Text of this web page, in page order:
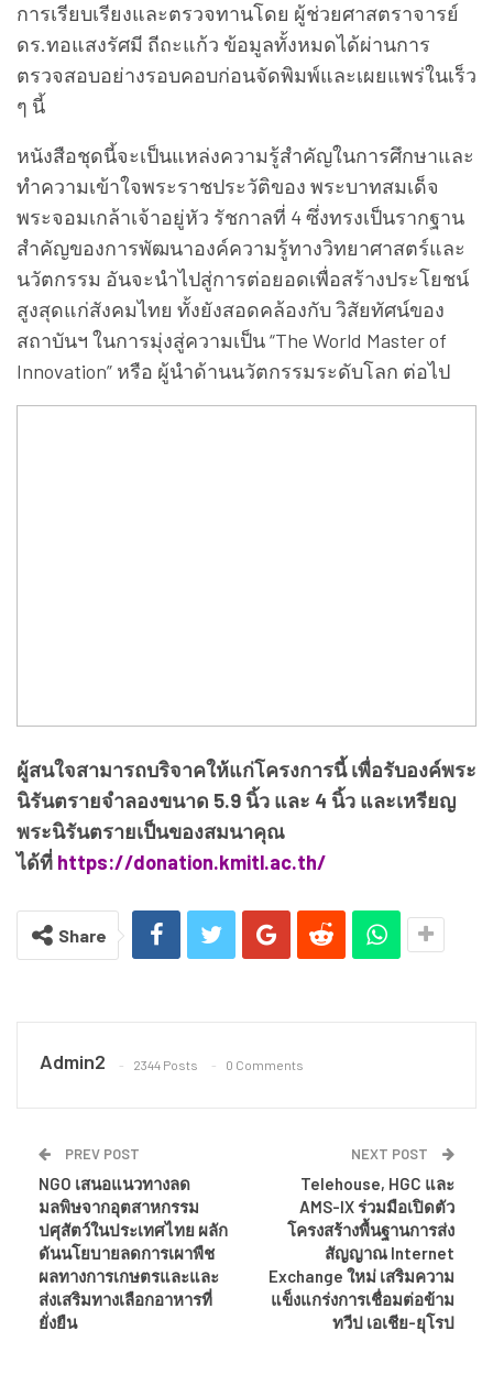
การเรียบเรียงและตรวจทานโดย ผู้ช่วยศาสตราจารย์
ดร.ทอแสงรัศมี ถีถะแก้ว ข้อมูลทั้งหมดได้ผ่านการ
ตรวจสอบอย่างรอบคอบก่อนจัดพิมพ์และเผยแพร่ในเร็ว
ๆ นี้
หนังสือชุดนี้จะเป็นแหล่งความรู้สำคัญในการศึกษาและ
ทำความเข้าใจพระราชประวัติของ พระบาทสมเด็จ
พระจอมเกล้าเจ้าอยู่หัว รัชกาลที่ 4 ซึ่งทรงเป็นรากฐาน
สำคัญของการพัฒนาองค์ความรู้ทางวิทยาศาสตร์และ
นวัตกรรม อันจะนำไปสู่การต่อยอดเพื่อสร้างประโยชน์
สูงสุดแก่สังคมไทย ทั้งยังสอดคล้องกับ วิสัยทัศน์ของ
สถาบันฯ ในการมุ่งสู่ความเป็น “The World Master of
Innovation” หรือ ผู้นำด้านนวัตกรรมระดับโลก ต่อไป
ผู้สนใจสามารถบริจาคให้แก่โครงการนี้ เพื่อรับองค์พระ
นิรันตรายจำลองขนาด 5.9 นิ้ว และ 4 นิ้ว และเหรียญ
พระนิรันตรายเป็นของสมนาคุณ
ได้ที่ https://donation.kmitl.ac.th/
Share
Admin2 2344 Posts 0 Comments
PREV POST
NGO เสนอแนวทางลด
มลพิษจากอุตสาหกรรม
ปศุสัตว์ในประเทศไทย ผลัก
ดันนโยบายลดการเผาพืช
ผลทางการเกษตรและและ
ส่งเสริมทางเลือกอาหารที่
ยั่งยืน
NEXT POST
Telehouse, HGC และ
AMS-IX ร่วมมือเปิดตัว
โครงสร้างพื้นฐานการส่ง
สัญญาณ Internet
Exchange ใหม่ เสริมความ
แข็งแกร่งการเชื่อมต่อข้าม
ทวีป เอเชีย-ยุโรป